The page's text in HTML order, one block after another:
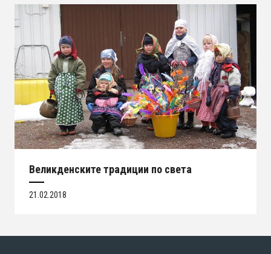
Великденските традиции по света
21.02.2018